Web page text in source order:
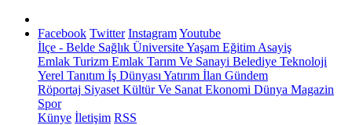
Facebook Twitter InstagramYoutube
İlçe - Belde Sağlık ÜniversiteYaşam Eğitim Asayiş
Emlak Turizm Emlak Tarım Ve Sanayi Belediye Teknoloji
Yerel Tanıtım İş Dünyası Yatırım İlan Gündem
Röportaj Siyaset Kültür Ve Sanat Ekonomi Dünya Magazin
Spor
Künye İletişim RSS